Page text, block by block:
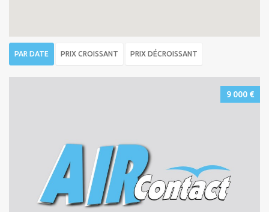
PAR DATE PRIX CROISSANT PRIX DÉCROISSANT
9 000 €